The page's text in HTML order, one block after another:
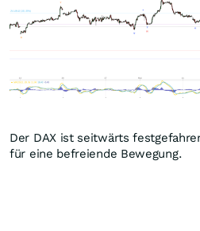
Der DAX ist seitwärts
für eine befreiende Bewegung.